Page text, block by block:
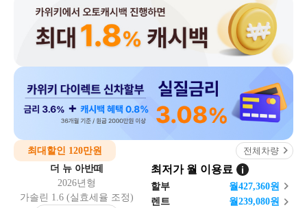
최대할인 120만원
전체차량
더 뉴 아반떼
2026년형
가솔린 1.6 (실효세율 조정)
최저가 월 이용료
할부 월 427,360원
렌트
월239,080원